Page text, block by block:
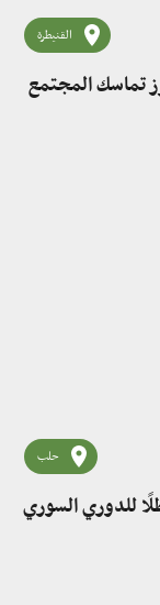
القنيطرة
تماسك المجتمع
حلب
للدوري السوري